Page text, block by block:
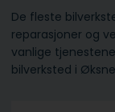
De fleste
reparasjoner og
vanlige
bilverksted i